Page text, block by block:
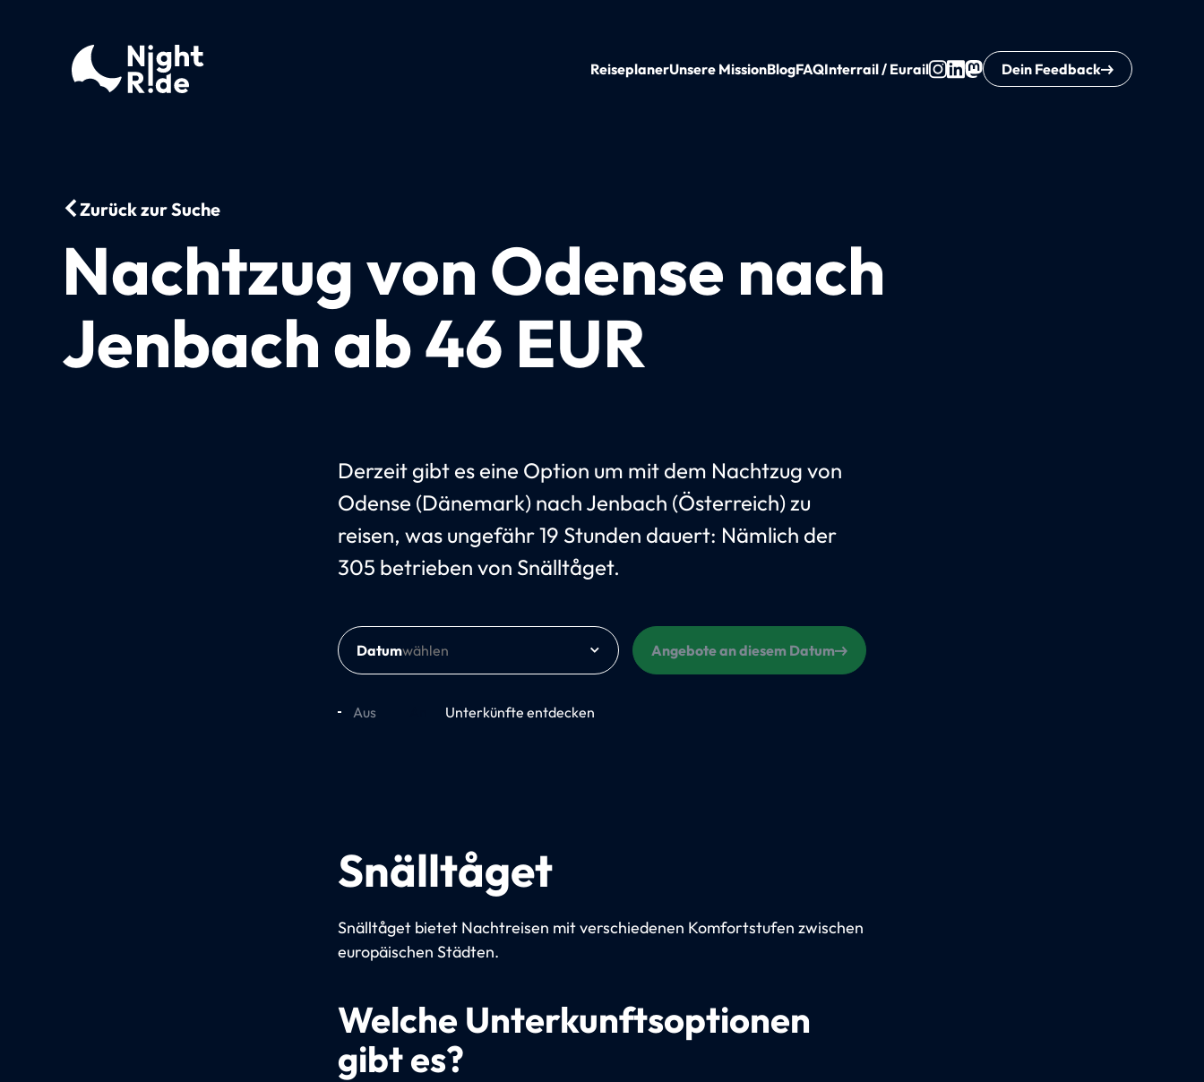
ReiseplanerUnsere MissionBlogFAQInterrail / Eurail Dein Feedback
Zurück zur Suche
Nachtzug von Odense nach
Jenbach ab 46 EUR
Derzeit gibt es eine Option um mit dem Nachtzug von
Odense (Dänemark) nach Jenbach (Österreich) zu
reisen, was ungefähr 19 Stunden dauert: Nämlich der
305 betrieben von Snälltåget.
Datum Angebote an diesem Datum
Aus Unterkünfte entdecken
Snälltåget
Snälltåget bietet Nachtreisen mit verschiedenen Komfortstufen zwischen
europäischen Städten.
Welche Unterkunftsoptionen
gibt es?